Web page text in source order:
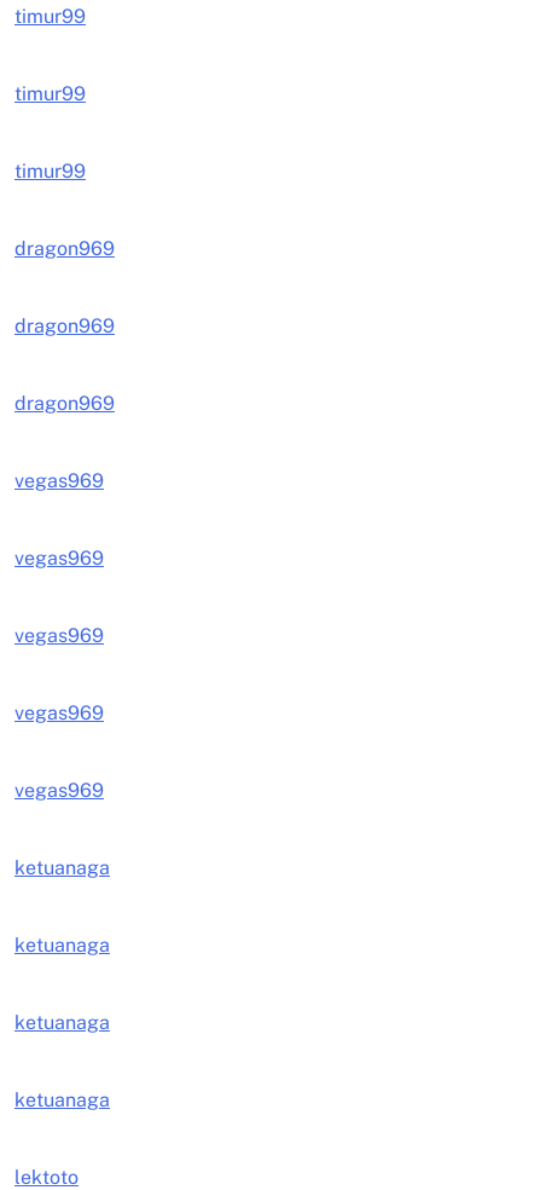
timur99
timur99
timur99
dragon969
dragon969
dragon969
vegas969
vegas969
vegas969
vegas969
vegas969
ketuanaga
ketuanaga
ketuanaga
ketuanaga
lektoto